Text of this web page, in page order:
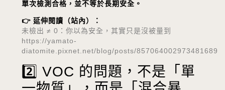
單次檢測合格，並不等於長期安全。
👉 延伸閱讀（站內）：
未檢出 ≠ 0：你以為安全，其實只是沒被量到
https://yamato-
diatomite.pixnet.net/blog/posts/857064002973481689
2️⃣ VOC 的問題，不是「單